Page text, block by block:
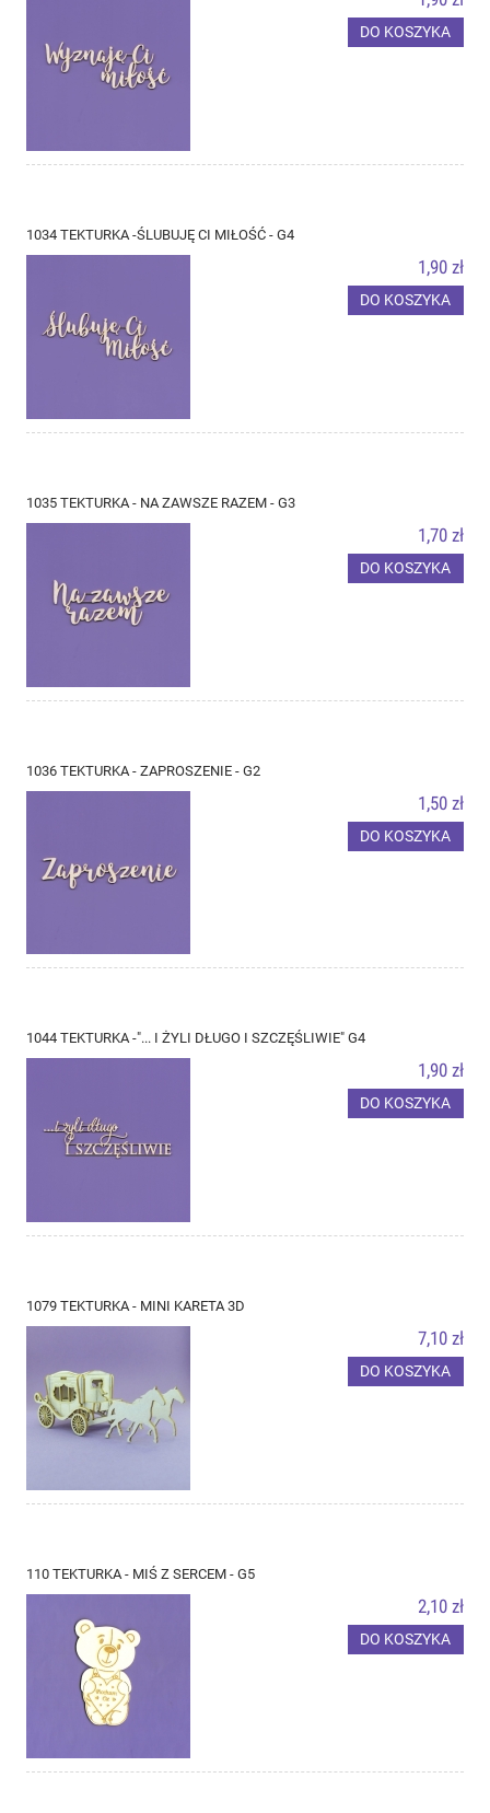
DO KOSZYKA
1034 TEKTURKA -ŚLUBUJĘ CI MIŁOŚĆ - G4
1,90 zł
DO KOSZYKA
1035 TEKTURKA - NA ZAWSZE RAZEM - G3
1,70 zł
DO KOSZYKA
1036 TEKTURKA - ZAPROSZENIE - G2
1,50 zł
DO KOSZYKA
1044 TEKTURKA -"... I ŻYLI DŁUGO I SZCZĘŚLIWIE" G4
1,90 zł
DO KOSZYKA
1079 TEKTURKA - MINI KARETA 3D
7,10 zł
DO KOSZYKA
110 TEKTURKA - MIŚ Z SERCEM - G5
2,10 zł
DO KOSZYKA